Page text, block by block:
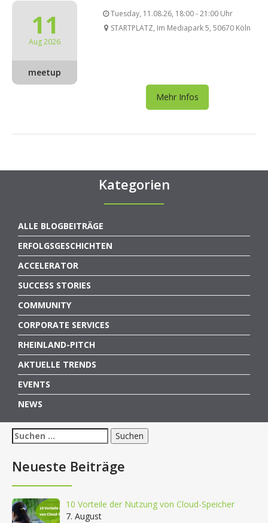
11
Aug 2026
meetup
Tuesday, 11.08.26, 18:00 - 21:00 Uhr
STARTPLATZ, Im Mediapark 5, 50670 Köln
Mehr Infos
Kategorien
ALLE BLOGBEITRÄGE
ERFOLGSGESCHICHTEN
ACCELERATOR
SUCCESS STORIES
COMMUNITY
CORPORATE SERVICES
RHEINLAND-PITCH
AKTUELLE TRENDS
EVENTS
NEWS
Suchen
nach:
Neueste Beiträge
10 Vorteile der Nutzung von Cloud-Speicher
7. August